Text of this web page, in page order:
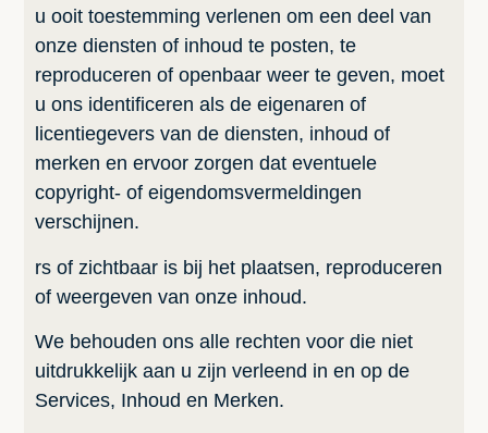
u ooit toestemming verlenen om een deel van
onze diensten of inhoud te posten, te
reproduceren of openbaar weer te geven, moet
u ons identificeren als de eigenaren of
licentiegevers van de diensten, inhoud of
merken en ervoor zorgen dat eventuele
copyright- of eigendomsvermeldingen
verschijnen.
rs of zichtbaar is bij het plaatsen, reproduceren
of weergeven van onze inhoud.
We behouden ons alle rechten voor die niet
uitdrukkelijk aan u zijn verleend in en op de
Services, Inhoud en Merken.